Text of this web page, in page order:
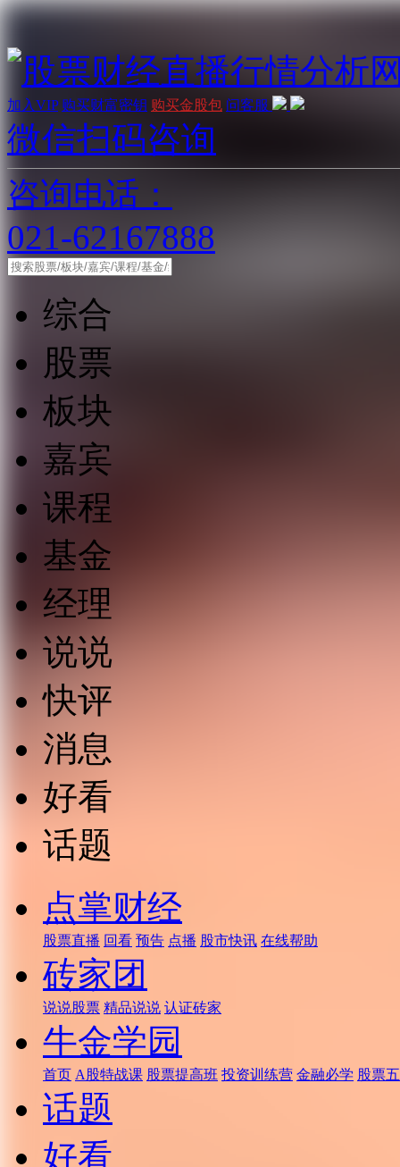
加入VIP 购买财富密钥 购买金股包 问客服
微信扫码咨询
咨询电话：
021-62167888
综合
股票
板块
嘉宾
课程
基金
经理
说说
快评
消息
好看
话题
点掌财经
股票直播 回看 预告 点播 股市快讯 在线帮助
砖家团
说说股票 精品说说 认证砖家
牛金学园
首页 A股特战课 股票提高班 投资训练营 金融必学 股票
话题
好看